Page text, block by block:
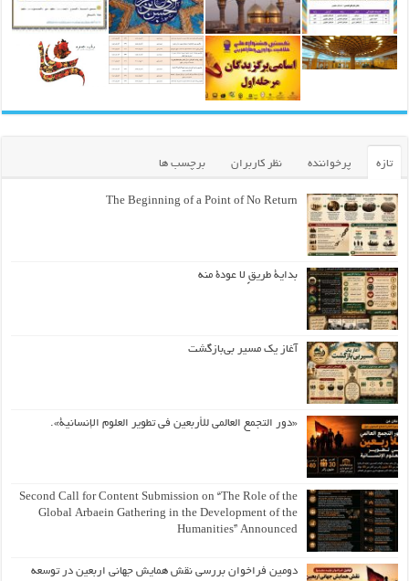
تازه پرخواننده نظر کاربران برچسب ها
The Beginning of a Point of No Return
بداية طريقٍ لا عودة منه
آغاز یک مسیر بی‌بازگشت
«دور التجمع العالمي للأربعين في تطوير العلوم الإنسانية».
Second Call for Content Submission on “The Role of the
Global Arbaein Gathering in the Development of the
Humanities” Announced
دومین فراخوان بررسی نقش همایش جهانی اربعین در توسعه